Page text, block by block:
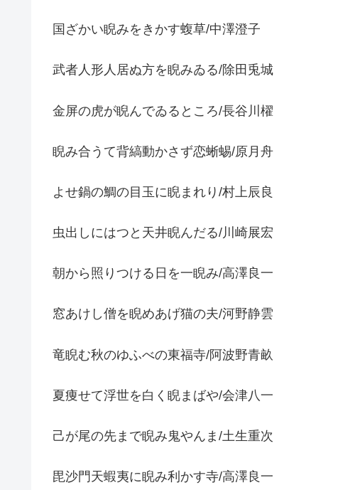
国ざかい睨みをきかす蝮草/中澤澄子
武者人形人居ぬ方を睨みゐる/除田兎城
金屏の虎が睨んでゐるところ/長谷川櫂
睨み合うて背縞動かさず恋蜥蜴/原月舟
よせ鍋の鯛の目玉に睨まれり/村上辰良
虫出しにはつと天井睨んだる/川崎展宏
朝から照りつける日を一睨み/高澤良一
窓あけし僧を睨めあげ猫の夫/河野静雲
竜睨む秋のゆふべの東福寺/阿波野青畝
夏痩せて浮世を白く睨まばや/会津八一
己が尾の先まで睨み鬼やんま/土生重次
毘沙門天蝦夷に睨み利かす寺/高澤良一